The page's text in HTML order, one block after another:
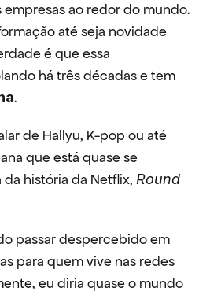
empresas ao redor do mundo.
até seja novidade
é que essa
há três décadas e tem
.
de Hallyu, K-pop ou até
que está quase se
história da Netflix, Round
passar despercebido em
para quem vive nas redes
eu diria quase o mundo